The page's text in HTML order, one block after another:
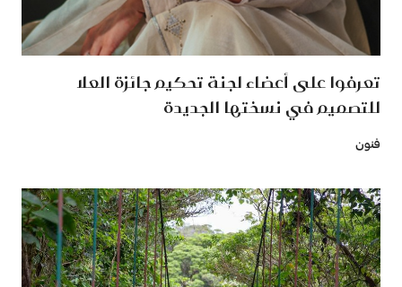
تعرفوا على أعضاء لجنة تحكيم جائزة العلا
للتصميم في نسختها الجديدة
فنون